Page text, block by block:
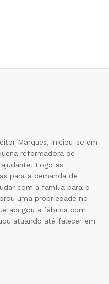
Marques, iniciou-se em
reformadora de
Logo as
para a demanda de
com a família para o
uma propriedade no
abrigou a fábrica com
atuando até falecer em